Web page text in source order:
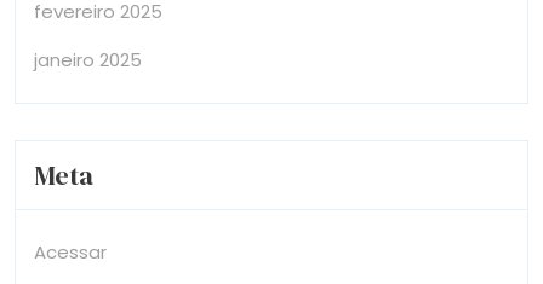
fevereiro 2025
janeiro 2025
Meta
Acessar